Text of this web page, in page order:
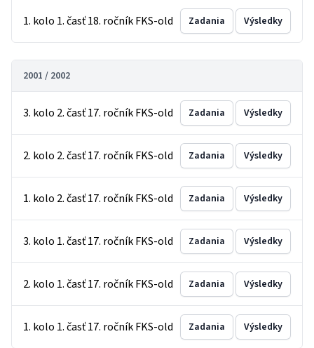
1. kolo 1. časť 18. ročník FKS-old Zadania Výsledky
2001 / 2002
3. kolo 2. časť 17. ročník FKS-old Zadania Výsledky
2. kolo 2. časť 17. ročník FKS-old Zadania Výsledky
1. kolo 2. časť 17. ročník FKS-old Zadania Výsledky
3. kolo 1. časť 17. ročník FKS-old Zadania Výsledky
2. kolo 1. časť 17. ročník FKS-old Zadania Výsledky
1. kolo 1. časť 17. ročník FKS-old Zadania Výsledky